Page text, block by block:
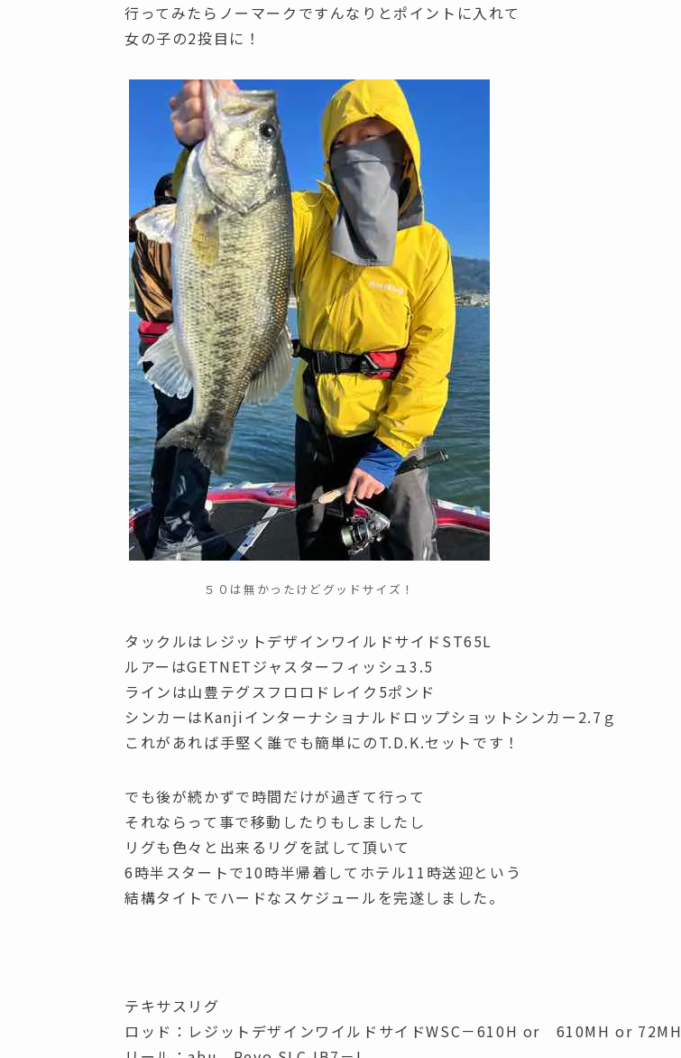
行ってみたらノーマークですんなりとポイントに入れて
女の子の2投目に！
５０は無かったけどグッドサイズ！
タックルはレジットデザインワイルドサイドST65L
ルアーはGETNETジャスターフィッシュ3.5
ラインは山豊テグスフロロドレイク5ポンド
シンカーはKanjiインターナショナルドロップショットシンカー2.7ｇ
これがあれば手堅く誰でも簡単にのT.D.K.セットです！
でも後が続かずで時間だけが過ぎて行って
それならって事で移動したりもしましたし
リグも色々と出来るリグを試して頂いて
6時半スタートで10時半帰着してホテル11時送迎という
結構タイトでハードなスケジュールを完遂しました。
テキサスリグ
ロッド：レジットデザインワイルドサイドWSC－610H or 610MH or 72MH